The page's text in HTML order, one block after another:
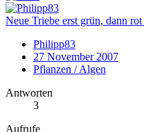
Neue Triebe erst grün, dann rot
Philipp83
27 November 2007
Pflanzen / Algen
Antworten
3
Aufrufe